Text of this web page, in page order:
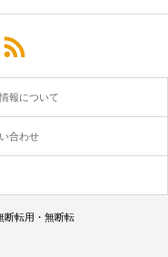
報について
合わせ
断転用・無断転